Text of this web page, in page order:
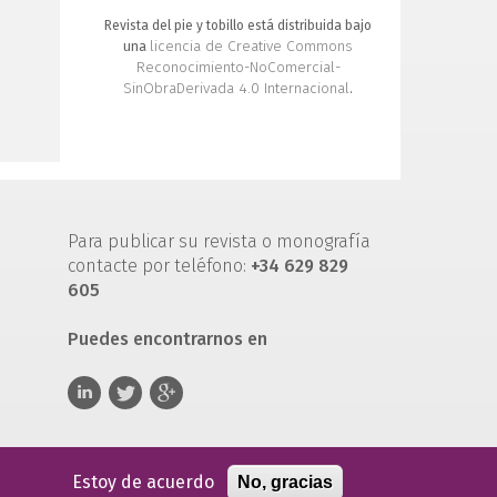
Revista del pie y tobillo está distribuida bajo
una licencia de Creative Commons
Reconocimiento-NoComercial-
SinObraDerivada 4.0 Internacional.
Para publicar su revista o monografía
contacte por teléfono: +34 629 829
605
Puedes encontrarnos en
Estoy de acuerdo No, gracias